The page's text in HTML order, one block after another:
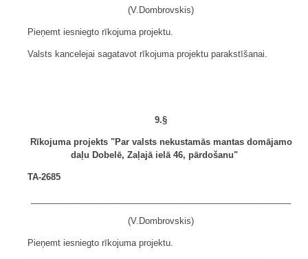
(V.Dombrovskis)
Pieņemt iesniegto rīkojuma projektu.
Valsts kancelejai sagatavot rīkojuma projektu parakstīšanai.
9.§
Rīkojuma projekts "Par valsts nekustamās mantas domājamo
daļu Dobelē, Zaļajā ielā 46, pārdošanu"
TA-2685
(V.Dombrovskis)
Pieņemt iesniegto rīkojuma projektu.